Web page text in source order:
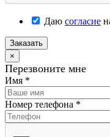
Даю согласие
Заказать
×
Перезвоните мне
Имя *
Номер телефона *